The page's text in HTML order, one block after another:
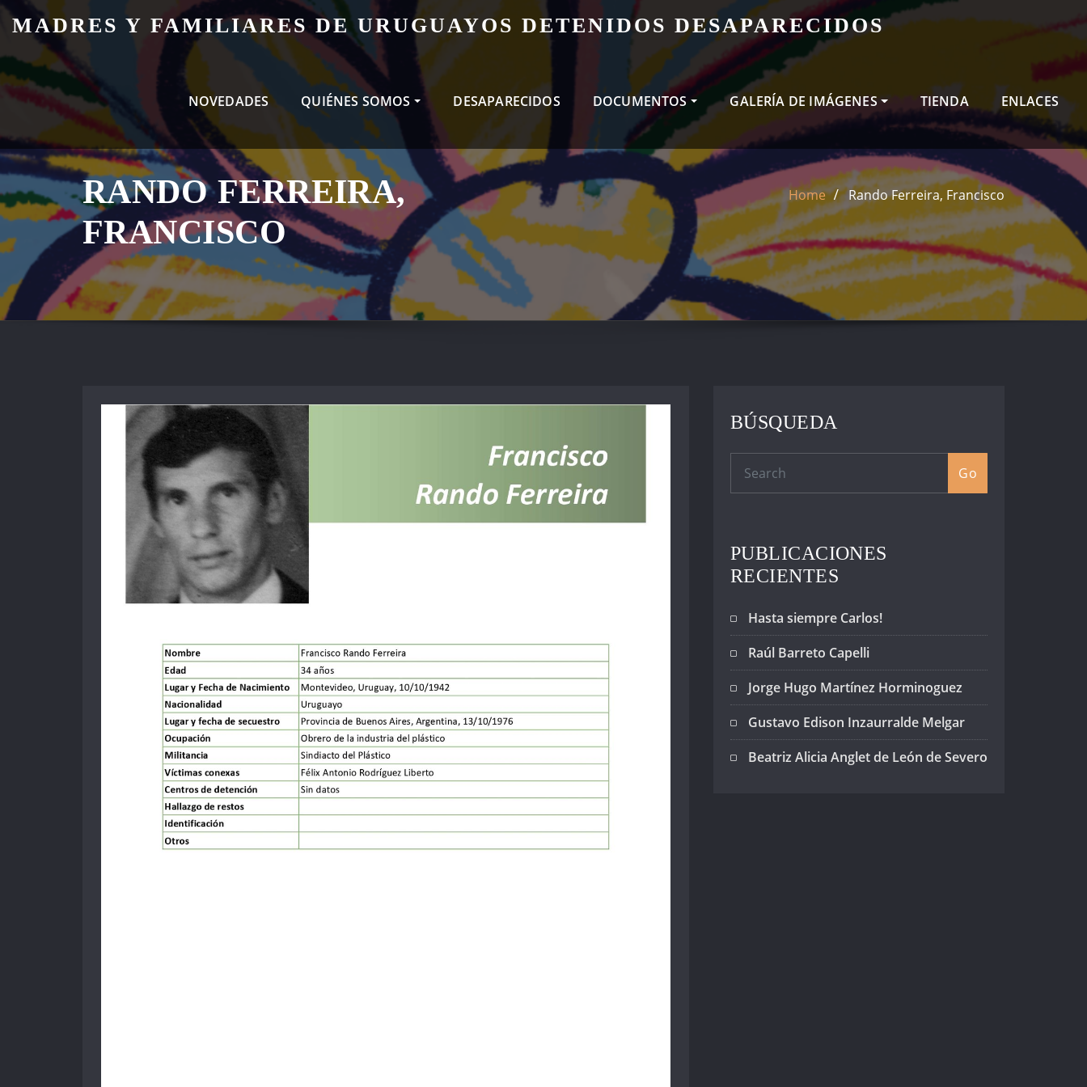
Skip
content
MADRES Y FAMILIARES DE URUGUAYOS DETENIDOS DESAPARECIDOS
NOVEDADES QUIÉNES SOMOS DESAPARECIDOS DOCUMENTOS GALERÍA DE IMÁGENES TIENDA ENLACES
RANDO FERREIRA,
FRANCISCO
Home Rando Ferreira, Francisco
BÚSQUEDA
Go
PUBLICACIONES
RECIENTES
Hasta siempre Carlos!
Raúl Barreto Capelli
Jorge Hugo Martínez Horminoguez
Gustavo Edison Inzaurralde Melgar
Beatriz Alicia Anglet de León de Severo